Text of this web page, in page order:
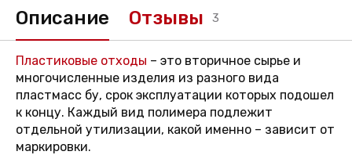
Описание Отзывы 3
Пластиковые отходы – это вторичное сырье и
многочисленные изделия из разного вида
пластмасс бу, срок эксплуатации которых подошел
к концу. Каждый вид полимера подлежит
отдельной утилизации, какой именно – зависит от
маркировки.